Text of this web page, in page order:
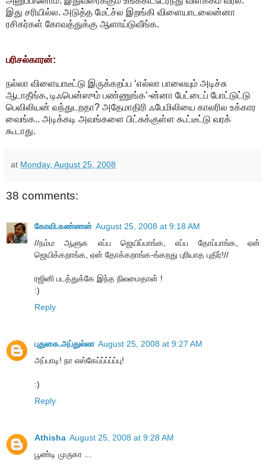
இது சரியில்ல. அடுத்த மேட்ச்ல இறங்கி விளையாடலைன்னா
ரசிகர்கள் கோவத்துக்கு ஆளாய்டுவீங்க.
பரிசல்காரன்:
நல்லா விளையாடீட்டு இருக்கறப்ப ‘எல்லா பாலையும் அடிச்சு
ஆடாதீங்க, டிஃபென்ஸும் பண்ணுங்க’-ன்னா பேட்டைப் போட்டுட்டு
பெவிலியன் வந்துடறதா? அதேமாதிரி ஃபேமிலியை காலரில உக்கார
வைங்க.. அடிக்கடி அவங்களை பிட்சுக்குள்ள கூட்டீட்டு வரக்
கூடாது.
at Monday, August 25, 2008
38 comments:
கோவி.கண்ணன் August 25, 2008 at 9:18 AM
//நம்ம ஆளுக எப்ப ஜெயிப்பாங்க, எப்ப தோப்பாங்க, ஏன்
ஜெயிக்கறாங்க, ஏன் தோக்கறாங்க-ங்கறது புரியாத புதிர்!//
ரஜினி படத்துக்கே இந்த நிலமைதான் !
:)
Reply
புதுகை.அப்துல்லா August 25, 2008 at 9:27 AM
அப்பாடி! நா எஸ்கேப்ப்ப்ப்ப்பு!
:)
Reply
Athisha August 25, 2008 at 9:28 AM
பூண்டி முருகா ...